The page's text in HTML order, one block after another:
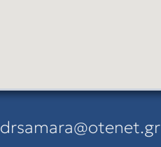
drsamara@otenet.gr